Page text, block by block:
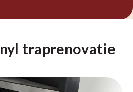
traprenovatie